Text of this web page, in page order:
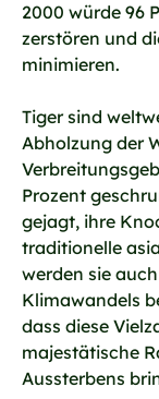
2000 würde 96
zerstören und
minimieren.
Tiger sind
Abholzung der
Prozent
gejagt, ihre
traditionelle
werden sie
Klimawandels
dass diese
majestätische
Aussterbens